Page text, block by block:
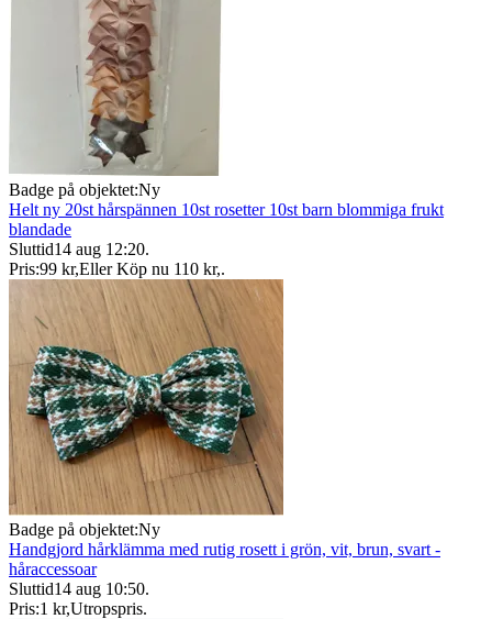
Badge på objektet:Ny
Helt ny 20st hårspännen 10st rosetter 10st barn blommiga frukt
blandade
Sluttid14 aug 12:20.
Pris:99 kr,Eller Köp nu 110 kr,.
Badge på objektet:Ny
Handgjord hårklämma med rutig rosett i grön, vit, brun, svart -
håraccessoar
Sluttid14 aug 10:50.
Pris:1 kr,Utropspris.